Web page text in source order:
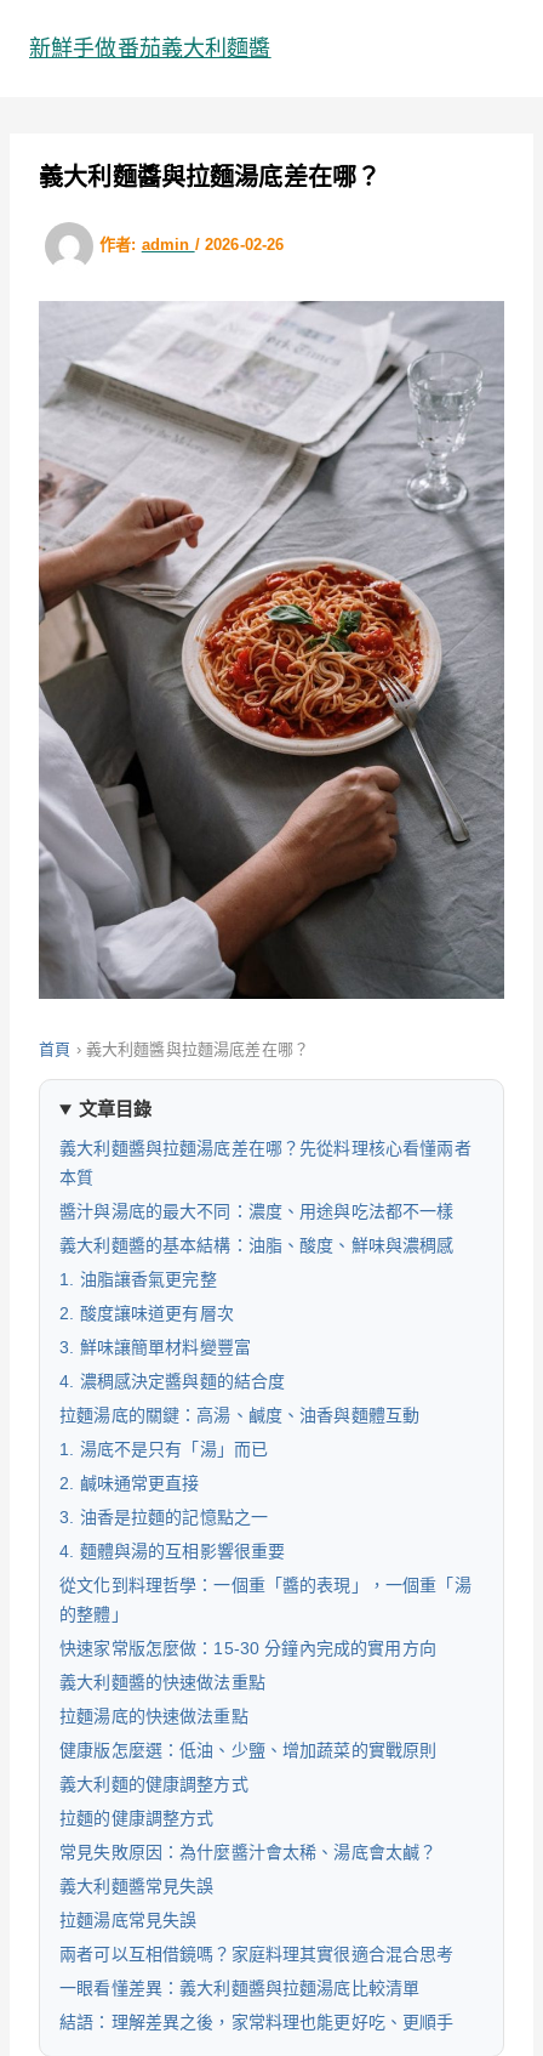
新鮮手做番茄義大利麵醬
義大利麵醬與拉麵湯底差在哪？
作者: admin / 2026-02-26
首頁 › 義大利麵醬與拉麵湯底差在哪？
文章目錄
義大利麵醬與拉麵湯底差在哪？先從料理核心看懂兩者
本質
醬汁與湯底的最大不同：濃度、用途與吃法都不一樣
義大利麵醬的基本結構：油脂、酸度、鮮味與濃稠感
1. 油脂讓香氣更完整
2. 酸度讓味道更有層次
3. 鮮味讓簡單材料變豐富
4. 濃稠感決定醬與麵的結合度
拉麵湯底的關鍵：高湯、鹹度、油香與麵體互動
1. 湯底不是只有「湯」而已
2. 鹹味通常更直接
3. 油香是拉麵的記憶點之一
4. 麵體與湯的互相影響很重要
從文化到料理哲學：一個重「醬的表現」，一個重「湯
的整體」
快速家常版怎麼做：15-30 分鐘內完成的實用方向
義大利麵醬的快速做法重點
拉麵湯底的快速做法重點
健康版怎麼選：低油、少鹽、增加蔬菜的實戰原則
義大利麵的健康調整方式
拉麵的健康調整方式
常見失敗原因：為什麼醬汁會太稀、湯底會太鹹？
義大利麵醬常見失誤
拉麵湯底常見失誤
兩者可以互相借鏡嗎？家庭料理其實很適合混合思考
一眼看懂差異：義大利麵醬與拉麵湯底比較清單
結語：理解差異之後，家常料理也能更好吃、更順手